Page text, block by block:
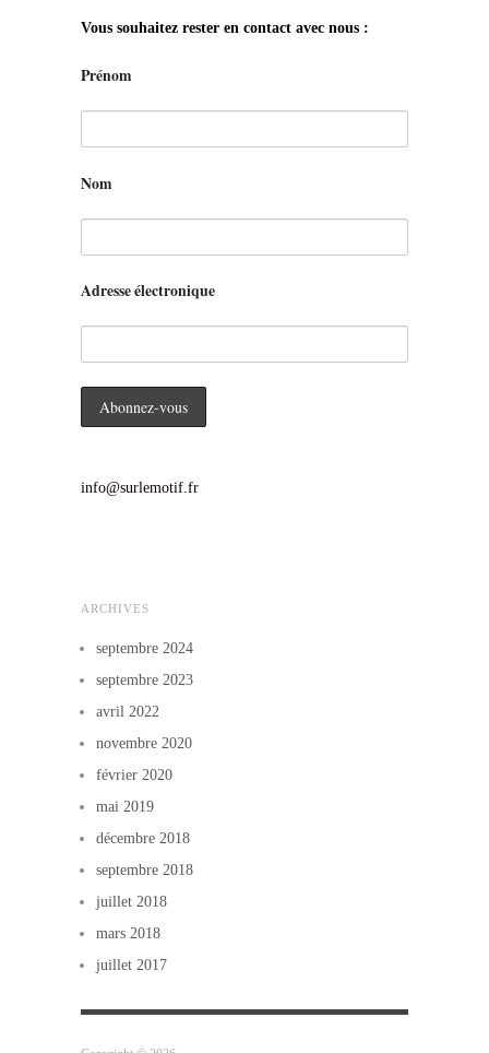
Vous souhaitez rester en contact avec nous :
Prénom
Nom
Adresse électronique
info@surlemotif.fr
ARCHIVES
septembre 2024
septembre 2023
avril 2022
novembre 2020
février 2020
mai 2019
décembre 2018
septembre 2018
juillet 2018
mars 2018
juillet 2017